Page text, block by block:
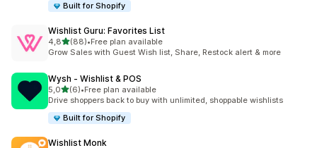
Built for Shopify
Wishlist Guru: Favorites List
4,8de 5 estrelas
(88)
88 total de avaliações
•Free plan available
Grow Sales with Guest Wish list, Share, Restock alert & more
Wysh ‑ Wishlist & POS
5,0de 5 estrelas
(6)
6 total de avaliações
•Free plan available
Drive shoppers back to buy with unlimited, shoppable wishlists
Built for Shopify
Wishlist Monk